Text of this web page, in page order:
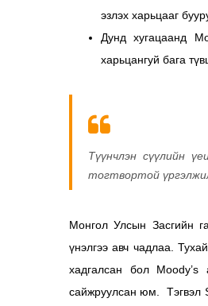
эзлэх харьцааг
Дунд хугацаанд
харьцангуй бага
Түүнчлэн сүүлийн
тогтвортой
Монгол Улсын Засгийн
үнэлгээ авч чадлаа.
хадгалсан бол Moody’s
сайжруулсан юм. Тэгвэл